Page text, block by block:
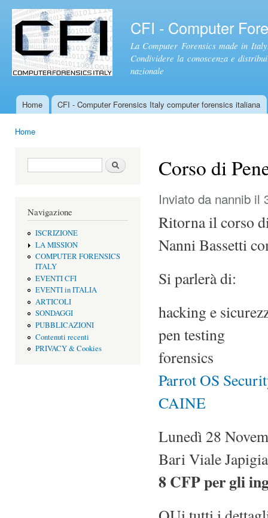
CFI - Computer
La Computer Forensics made in
Condividere la conoscenza e
nazionale
Menu principale
Home CFI - Computer Forensics Italy computer forensics italiana
Home
Form di ricerca Cerca
Navigazione
ISCRIZIONE
LA MISSION
COMPUTER FORENSICS
ITALY
EVENTI CFI
EVENTI in ITALIA
ARTICOLI
SONDAGGI
PUBBLICAZIONI
Contenuti recenti
PRIVACY & Cookies
Corso di
Inviato da nannib il
Ritorna il corso
Nanni Bassetti
Si parlerà di:
hacking e
pen testing
forensics
Parrot OS
CAINE
Lunedì 28
Bari Viale
8 CFP per gli